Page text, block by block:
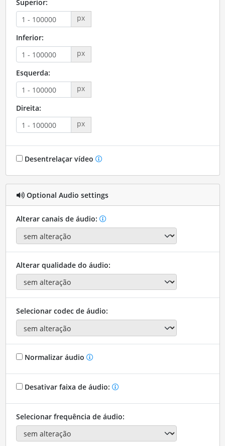
Superior:
px
Inferior:
px
Esquerda:
px
Direita:
px
Desentrelaçar vídeo
Optional Audio settings
Alterar canais de áudio:
Alterar qualidade do áudio:
Selecionar codec de áudio:
Normalizar áudio
Desativar faixa de áudio:
Selecionar frequência de áudio: